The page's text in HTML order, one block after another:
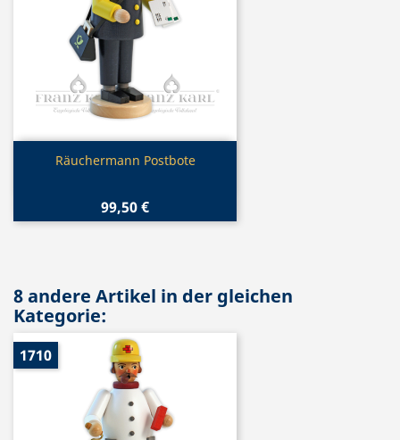
Vorschau
Räuchermann Postbote
99,50 €
8 andere Artikel in der gleichen
Kategorie:
1710